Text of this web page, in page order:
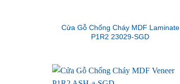
Cửa Gỗ Chống Cháy MDF Laminate
P1R2 23029-SGD